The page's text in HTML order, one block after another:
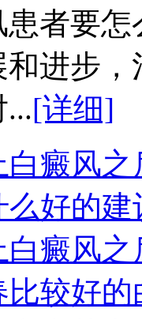
患者要
和进步
[详细]
白癜风
么好的
白癜风
比较好